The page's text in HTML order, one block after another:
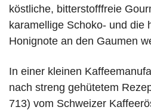
köstliche, bitterstofffreie
karamellige Schoko- und die
Honignote an den Gaumen
In einer kleinen
nach streng gehütetem
713) vom Schweizer